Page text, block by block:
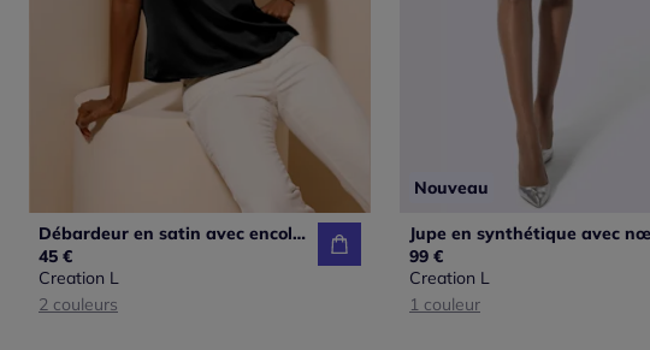
Débardeur en satin avec encolure en dentelle raffinée.
45 €
Creation L
2 couleurs
Nouveau
99 €
Creation L
1 couleur